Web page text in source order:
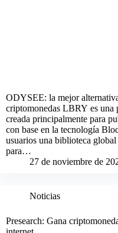
ODYSEE: la mejor
criptomonedas LBRY es una
creada principalmente para
con base en la tecnología
usuarios una biblioteca
para…
27 de noviembre de
Noticias
Presearch: Gana